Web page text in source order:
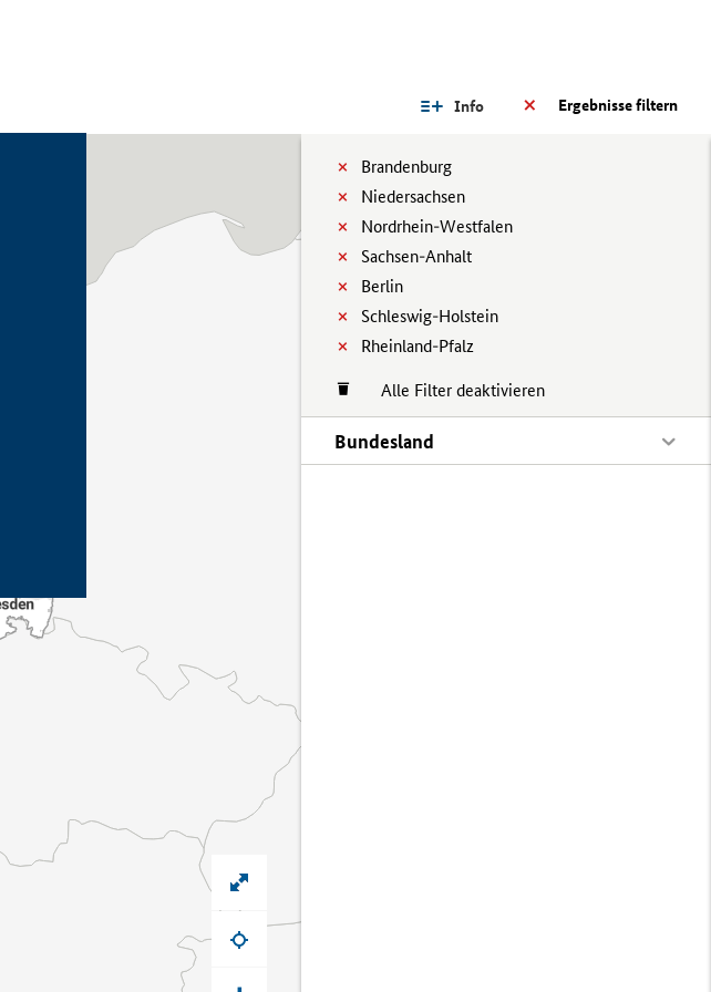
Ergebnisse filtern
Info
Brandenburg
Niedersachsen
Nordrhein-Westfalen
Sachsen-Anhalt
Berlin
Schleswig-Holstein
Rheinland-Pfalz
Alle Filter deaktivieren
Bundesland